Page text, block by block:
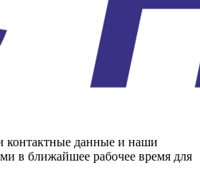
контактные данные и наши
в ближайшее рабочее время для